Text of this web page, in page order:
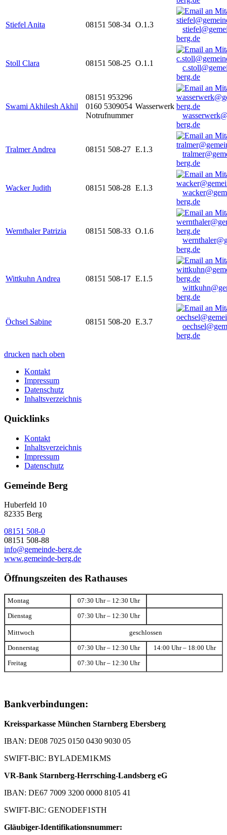
Stiefel Anita 08151 508-34 O.1.3
berg.de
Stoll Clara 08151 508-25 O.1.1
berg.de
Swami Akhilesh Akhil
08151 953296
0160 5309054
Notrufnummer
Wasserwerk
berg.de
Tralmer Andrea 08151 508-27 E.1.3
berg.de
Wacker Judith 08151 508-28 E.1.3
berg.de
Wernthaler Patrizia 08151 508-33 O.1.6
berg.de
Wittkuhn Andrea 08151 508-17 E.1.5
berg.de
Öchsel Sabine 08151 508-20 E.3.7
berg.de
drucken nach oben
Kontakt
Impressum
Datenschutz
Inhaltsverzeichnis
Quicklinks
Kontakt
Inhaltsverzeichnis
Impressum
Datenschutz
Gemeinde Berg
Huberfeld 10
82335 Berg
08151 508-0
08151 508-88
info@gemeinde-berg.de
www.gemeinde-berg.de
Öffnungszeiten des Rathauses
Montag 07:30 Uhr – 12:30 Uhr
Dienstag 07:30 Uhr – 12:30 Uhr
Mittwoch geschlossen
Donnerstag 07:30 Uhr – 12:30 Uhr 14:00 Uhr – 18:00 Uhr
Freitag 07:30 Uhr – 12:30 Uhr
Bankverbindungen:
Kreissparkasse München Starnberg Ebersberg
IBAN: DE08 7025 0150 0430 9030 05
SWIFT-BIC: BYLADEM1KMS
VR-Bank Starnberg-Herrsching-Landsberg eG
IBAN: DE67 7009 3200 0000 8105 41
SWIFT-BIC: GENODEF1STH
Gläubiger-Identifikationsnummer: